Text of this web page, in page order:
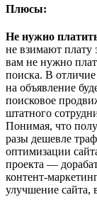
Плюсы:
Не нужно
не взимают плату
вам не нужно
поиска. В
на объявление
поисковое
штатного
Понимая, что
разы дешевле
оптимизации
проекта —
контент-
улучшение сайта,